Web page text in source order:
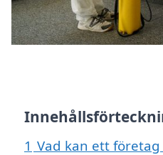
1 Vad kan ett